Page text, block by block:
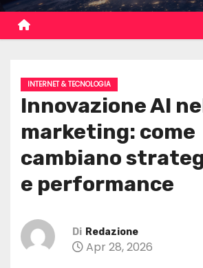
n
INTERNET & TECNOLOGIA
Innovazione AI
marketing: come
cambiano
e performance
Di Redazione
Apr 28, 2026